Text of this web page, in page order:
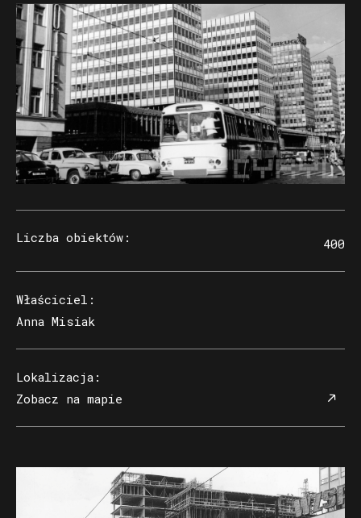
Liczba obiektów : 400
Właściciel :
Anna Misiak
Lokalizacja :
Zobacz na mapie